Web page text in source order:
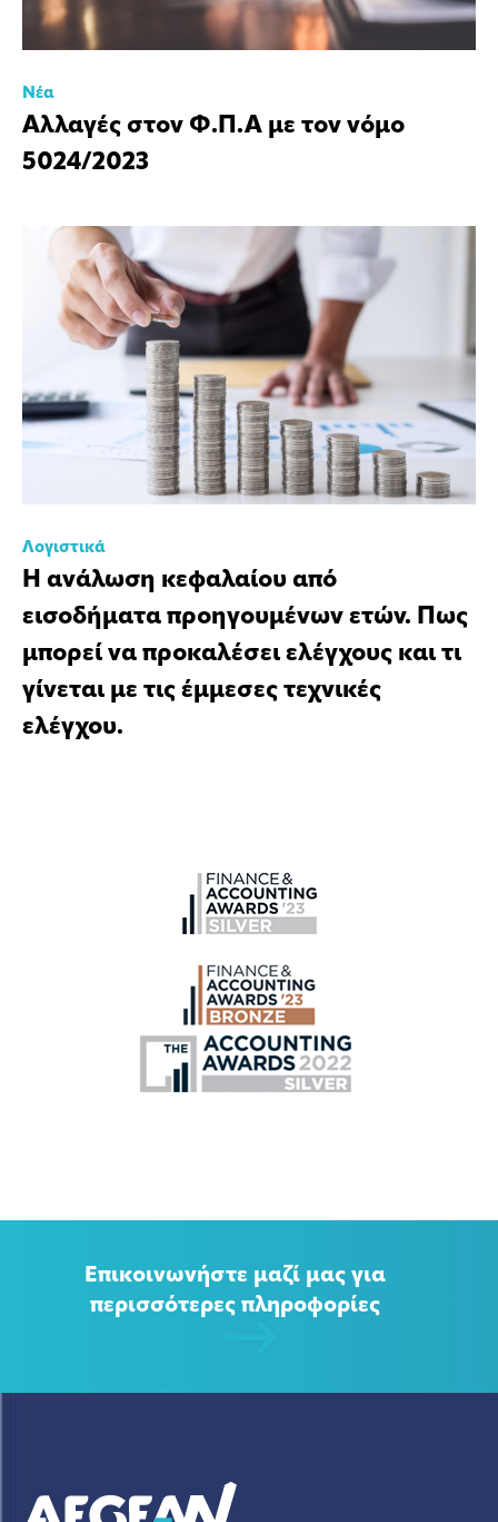
Νέα
Αλλαγές στον Φ.Π.Α με τον νόμο
5024/2023
Λογιστικά
Η ανάλωση κεφαλαίου από
εισοδήματα προηγουμένων ετών. Πως
μπορεί να προκαλέσει ελέγχους και τι
γίνεται με τις έμμεσες τεχνικές
ελέγχου.
Επικοινωνήστε μαζί μας για
περισσότερες πληροφορίες